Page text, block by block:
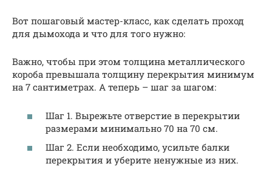
Вот пошаговый мастер-класс, как сделать проход
для дымохода и что для того нужно:
Важно, чтобы при этом толщина металлического
короба превышала толщину перекрытия минимум
на 7 сантиметрах. А теперь – шаг за шагом:
Шаг 1. Вырежьте отверстие в перекрытии
размерами минимально 70 на 70 см.
Шаг 2. Если необходимо, усильте балки
перекрытия и уберите ненужные из них.